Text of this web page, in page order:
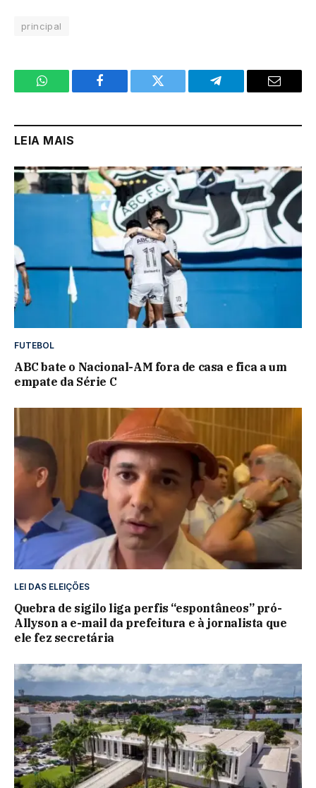
principal
WhatsApp Facebook Twitter Telegram Email
LEIA MAIS
FUTEBOL
ABC bate o Nacional-AM fora de casa e fica a um
empate da Série C
LEI DAS ELEIÇÕES
Quebra de sigilo liga perfis “espontâneos” pró-
Allyson a e-mail da prefeitura e à jornalista que
ele fez secretária